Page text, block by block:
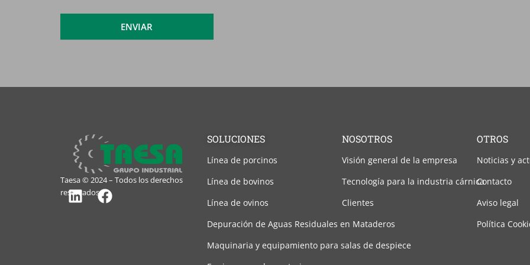
legal
ENVIAR
Taesa © 2024 – Todos los derechos
reservados.
SOLUCIONES
Línea de porcinos
Línea de bovinos
Línea de ovinos
Depuración de Aguas Residuales en Mataderos
Maquinaria y equipamiento para salas de despiece
NOSOTROS
Visión general de la empresa
Tecnología para la industria cárnica
Clientes
OTROS
Noticias y
Contacto
Aviso legal
Política